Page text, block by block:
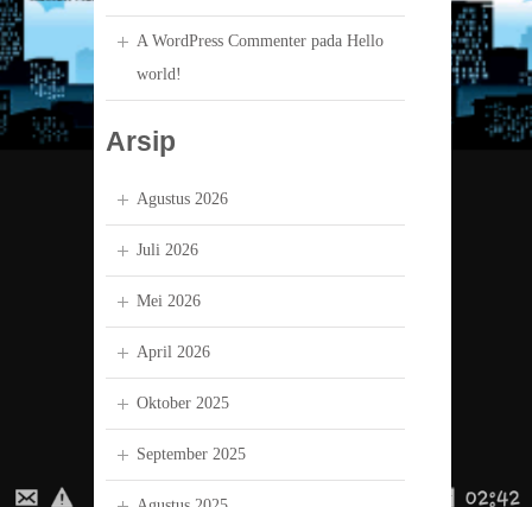
A WordPress Commenter pada Hello
world!
Arsip
Agustus 2026
Juli 2026
Mei 2026
April 2026
Oktober 2025
September 2025